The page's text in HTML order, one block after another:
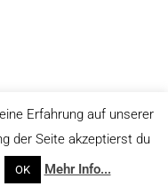
Erfahrung auf unserer
der Seite akzeptierst du
OK Mehr Info...